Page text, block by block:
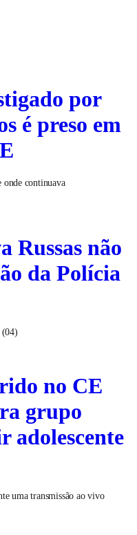
por
é preso em
onde continuava
Russas não
da Polícia
(04)
no CE
grupo
adolescente
uma transmissão ao vivo